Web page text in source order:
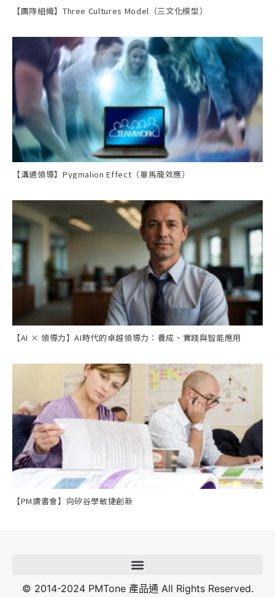
【團隊組織】Three Cultures Model（三文化模型）
【溝通領導】Pygmalion Effect（畢馬龍效應）
【AI × 領導力】AI時代的卓越領導力：養成、實踐與智能應用
【PM讀書會】向矽谷學敏捷創新
© 2014-2024 PMTone 產品通 All Rights Reserved.